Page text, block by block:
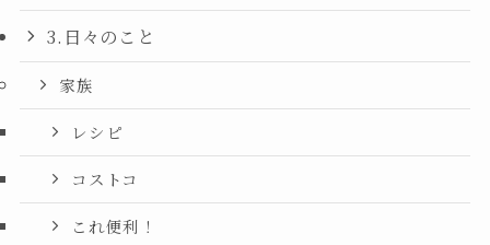
3.日々のこと
家族
レシピ
コストコ
これ便利！